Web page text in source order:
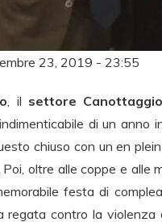
23, 2019 - 23:55
, il settore
di un anno
chiuso con un en
Poi, oltre alle coppe e alle
festa di
regata contro la violenza